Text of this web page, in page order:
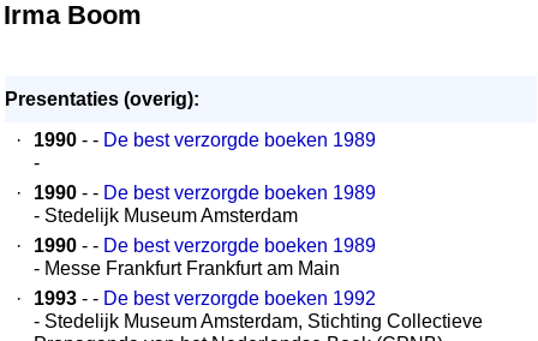
Irma Boom
Presentaties (overig):
·
1990 - - De best verzorgde boeken 1989
-
·
1990 - - De best verzorgde boeken 1989
- Stedelijk Museum Amsterdam
·
1990 - - De best verzorgde boeken 1989
- Messe Frankfurt Frankfurt am Main
·
1993 - - De best verzorgde boeken 1992
- Stedelijk Museum Amsterdam, Stichting Collectieve